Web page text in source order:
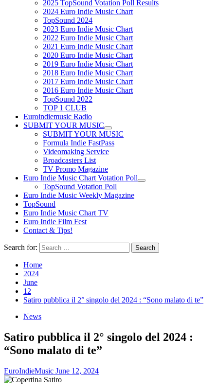
2025 TopSound Votation Poll Results
2024 Euro Indie Music Chart
TopSound 2024
2023 Euro Indie Music Chart
2022 Euro Indie Music Chart
2021 Euro Indie Music Chart
2020 Euro Indie Music Chart
2019 Euro Indie Music Chart
2018 Euro Indie Music Chart
2017 Euro Indie Music Chart
2016 Euro Indie Music Chart
TopSound 2022
TOP 1 CLUB
Euroindiemusic Radio
SUBMIT YOUR MUSIC
SUBMIT YOUR MUSIC
Formula Indie FastPass
Videomaking Service
Broadcasters List
TV Promo Magazine
Euro Indie Music Chart Votation Poll
TopSound Votation Poll
Euro Indie Music Weekly Magazine
TopSound
Euro Indie Music Chart TV
Euro Indie Film Fest
Contact & Tips!
Search for:
Home
2024
June
12
Satiro pubblica il 2° singolo del 2024 : “Sono malato di te”
News
Satiro pubblica il 2° singolo del 2024 :
“Sono malato di te”
EuroIndieMusic June 12, 2024